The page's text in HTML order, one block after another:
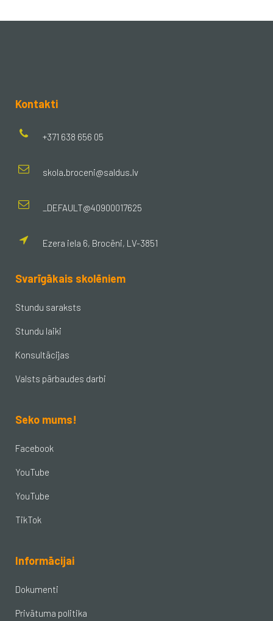
Kontakti
+371 638 656 05
skola.broceni@saldus.lv
_DEFAULT@40900017625
Ezera iela 6, Brocēni, LV-3851
Svarīgākais skolēniem
Stundu saraksts
Stundu laiki
Konsultācijas
Valsts pārbaudes darbi
Seko mums!
Facebook
YouTube
YouTube
TikTok
Informācijai
Dokumenti
Privātuma politika